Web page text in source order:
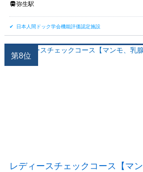
弥生駅
日本人間ドック学会機能評価認定施設
第8位
レディースチェックコース【マ